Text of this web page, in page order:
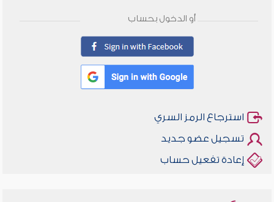
أو الدخول بحساب
استرجاع الرمز السري
تسجيل عضو جديد
إعادة تفعيل حساب